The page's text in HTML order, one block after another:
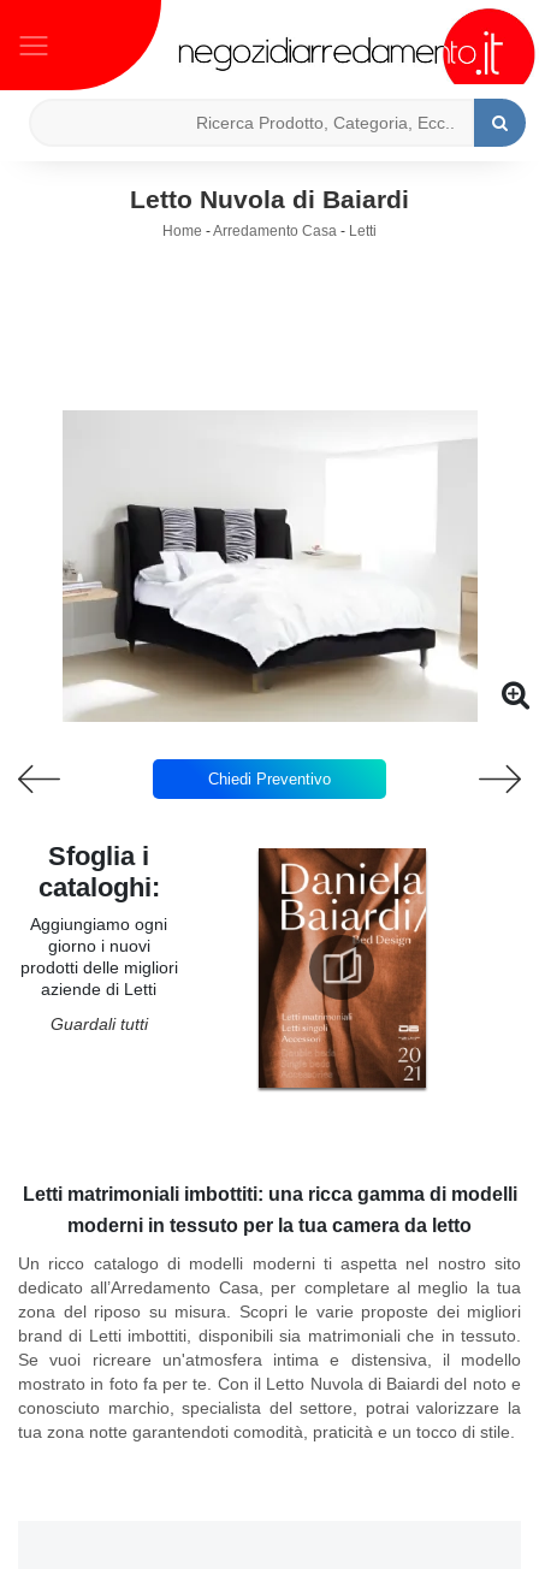
Letto Nuvola di Baiardi
Home -Arredamento Casa - Letti
Chiedi Preventivo
Letti matrimoniali imbottiti: una ricca gamma di modelli
moderni in tessuto per la tua camera da letto
Un ricco catalogo di modelli moderni ti aspetta nel nostro sito
dedicato all’Arredamento Casa, per completare al meglio la tua
zona del riposo su misura. Scopri le varie proposte dei migliori
brand di Letti imbottiti, disponibili sia matrimoniali che in tessuto.
Se vuoi ricreare un'atmosfera intima e distensiva, il modello
mostrato in foto fa per te. Con il Letto Nuvola di Baiardi del noto e
conosciuto marchio, specialista del settore, potrai valorizzare la
tua zona notte garantendoti comodità, praticità e un tocco di stile.
Sfoglia i
cataloghi:
Aggiungiamo ogni
giorno i nuovi
prodotti delle migliori
aziende di Letti
Guardali tutti